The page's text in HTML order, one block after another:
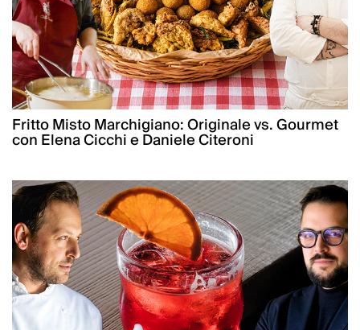
Fritto Misto Marchigiano: Originale vs. Gourmet
con Elena Cicchi e Daniele Citeroni